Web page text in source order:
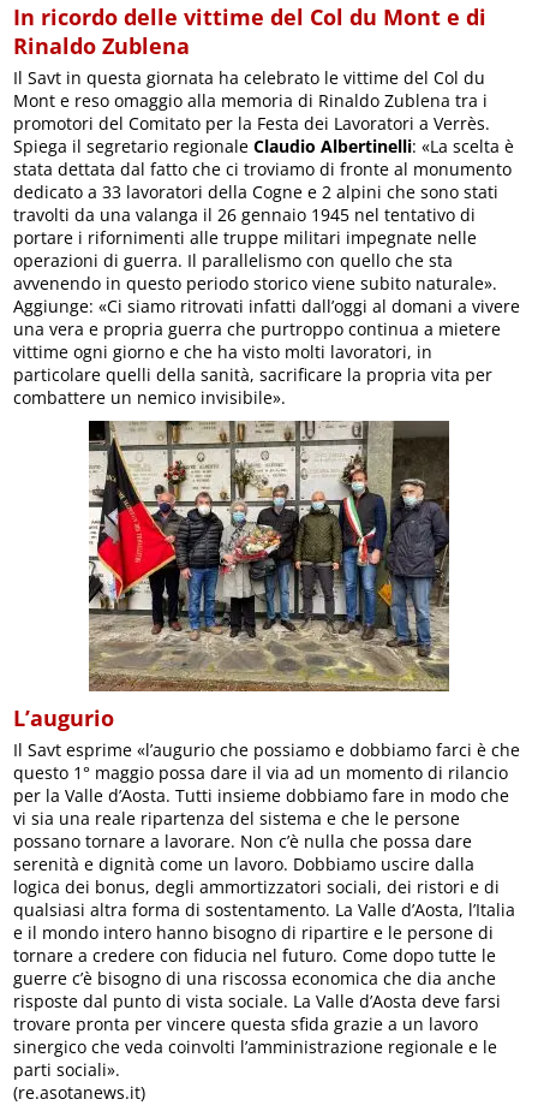
In ricordo delle vittime del Col du Mont e di
Rinaldo Zublena
Il Savt in questa giornata ha celebrato le vittime del Col du
Mont e reso omaggio alla memoria di Rinaldo Zublena tra i
promotori del Comitato per la Festa dei Lavoratori a Verrès.
Spiega il segretario regionale Claudio Albertinelli: «La scelta è
stata dettata dal fatto che ci troviamo di fronte al monumento
dedicato a 33 lavoratori della Cogne e 2 alpini che sono stati
travolti da una valanga il 26 gennaio 1945 nel tentativo di
portare i rifornimenti alle truppe militari impegnate nelle
operazioni di guerra. Il parallelismo con quello che sta
avvenendo in questo periodo storico viene subito naturale».
Aggiunge: «Ci siamo ritrovati infatti dall’oggi al domani a vivere
una vera e propria guerra che purtroppo continua a mietere
vittime ogni giorno e che ha visto molti lavoratori, in
particolare quelli della sanità, sacrificare la propria vita per
combattere un nemico invisibile».
L’augurio
Il Savt esprime «l’augurio che possiamo e dobbiamo farci è che
questo 1° maggio possa dare il via ad un momento di rilancio
per la Valle d’Aosta. Tutti insieme dobbiamo fare in modo che
vi sia una reale ripartenza del sistema e che le persone
possano tornare a lavorare. Non c’è nulla che possa dare
serenità e dignità come un lavoro. Dobbiamo uscire dalla
logica dei bonus, degli ammortizzatori sociali, dei ristori e di
qualsiasi altra forma di sostentamento. La Valle d’Aosta, l’Italia
e il mondo intero hanno bisogno di ripartire e le persone di
tornare a credere con fiducia nel futuro. Come dopo tutte le
guerre c’è bisogno di una riscossa economica che dia anche
risposte dal punto di vista sociale. La Valle d’Aosta deve farsi
trovare pronta per vincere questa sfida grazie a un lavoro
sinergico che veda coinvolti l’amministrazione regionale e le
parti sociali».
(re.asotanews.it)